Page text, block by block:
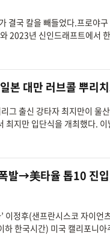
결국 칼을 빼들었다.프로야
2023년 신인드래프트에서
본 대만 러브콜 뿌리
그 출신 강타자 최지만이 울
최지만 입단식을 개최했다.
발→美타율 톱10 진
이정후(샌프란시스코 자이
한국시간) 미국 캘리포니